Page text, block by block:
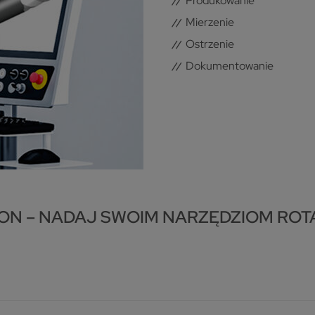
Mierzenie
Ostrzenie
Dokumentowanie
– NADAJ SWOIM NARZĘDZIOM